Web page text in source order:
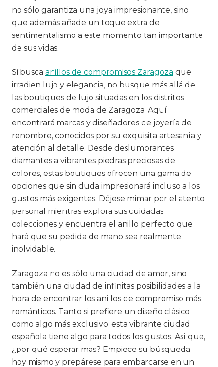
no sólo garantiza una joya impresionante, sino
que además añade un toque extra de
sentimentalismo a este momento tan importante
de sus vidas.
Si busca anillos de compromisos Zaragoza que
irradien lujo y elegancia, no busque más allá de
las boutiques de lujo situadas en los distritos
comerciales de moda de Zaragoza. Aquí
encontrará marcas y diseñadores de joyería de
renombre, conocidos por su exquisita artesanía y
atención al detalle. Desde deslumbrantes
diamantes a vibrantes piedras preciosas de
colores, estas boutiques ofrecen una gama de
opciones que sin duda impresionará incluso a los
gustos más exigentes. Déjese mimar por el atento
personal mientras explora sus cuidadas
colecciones y encuentra el anillo perfecto que
hará que su pedida de mano sea realmente
inolvidable.
Zaragoza no es sólo una ciudad de amor, sino
también una ciudad de infinitas posibilidades a la
hora de encontrar los anillos de compromiso más
románticos. Tanto si prefiere un diseño clásico
como algo más exclusivo, esta vibrante ciudad
española tiene algo para todos los gustos. Así que,
¿por qué esperar más? Empiece su búsqueda
hoy mismo y prepárese para embarcarse en un